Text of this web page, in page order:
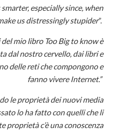
especially since, when
us distressingly stupider”.
mio libro Too Big to know è
dal nostro cervello, dai libri e
delle reti che compongono e
fanno vivere Internet.”
le proprietà dei nuovi media
lo ha fatto con quelli che li
proprietà c’è una conoscenza